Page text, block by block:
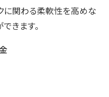
に関わる柔軟性を高めな
きます。